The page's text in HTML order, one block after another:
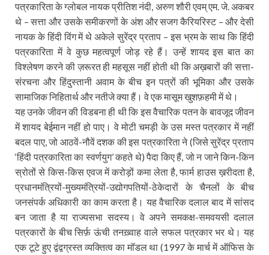
पत्रकारिता के ग्लोबल नायक प्रीतिश नंदी, अरुण शौरी एवम् एम. जे. अकबर
थे – सत्ता और उसके समीकरणों के अंश और सजग कैरियरिस्ट – और देसी
नायक के हिंदी विंग में थे अकेले सुरेंद्र प्रताप – इस भ्रम के साथ कि हिंदी
पत्रकारिता में वे कुछ महत्वपूर्ण जोड़ रहे हैं। उन्हें शायद इस बात का
विश्लेषण करने की ज़रूरत ही महसूस नहीं होती थी कि अख़बारों की सत्ता-
संरचना और हिंदुस्तानी अवाम के बीच इन पत्रों की भूमिका और उसके
सामाजिक निहितार्थ और नतीजे क्या हैं। वे एक मासूम खुशफ़हमी में थे।
यह उनके जीवन की विडबना ही थी कि इस वैचारिक पतन के बावजूद जीवन
में शायद बेईमान नहीं हो पाए। वे मोटी चमड़ी के उस मस्त पत्रकार में नहीं
बदल पाए, जो आठवें-नौवें दशक की इस पत्रकारिता ने (जिसे सुरेंद्र प्रताप
‘हिंदी पत्रकारिता का स्वर्णयुग’ कहते थे) पैदा किए हैं, जो न जाने किन-किन
स्रोतों से किस-किस एवज में करोड़ों कमा लेता है, फार्म हाउस ख़रीदता है,
प्रधानमंत्रियों-मुख्यमंत्रियों-उद्योगपतियों-ठेकेदारों के चैनलों के बीच
जनसंपर्क अधिकारी का काम करता है। यह वैचारिक दलाल बाद में सांसद
बन जाता है या राज्यसभा सदस्य। वे अपने समकक्ष-समवयसी दलाल
पत्रकारों के बीच सिर्फ़ ऊंची तनख़्वाह वाले सफल पत्रकार भर थे। यह
एक टूटे हुए द्वंद्वग्रस्त व्यक्तित्व का मॉडल था (1997 के मार्च में ऑफिस के